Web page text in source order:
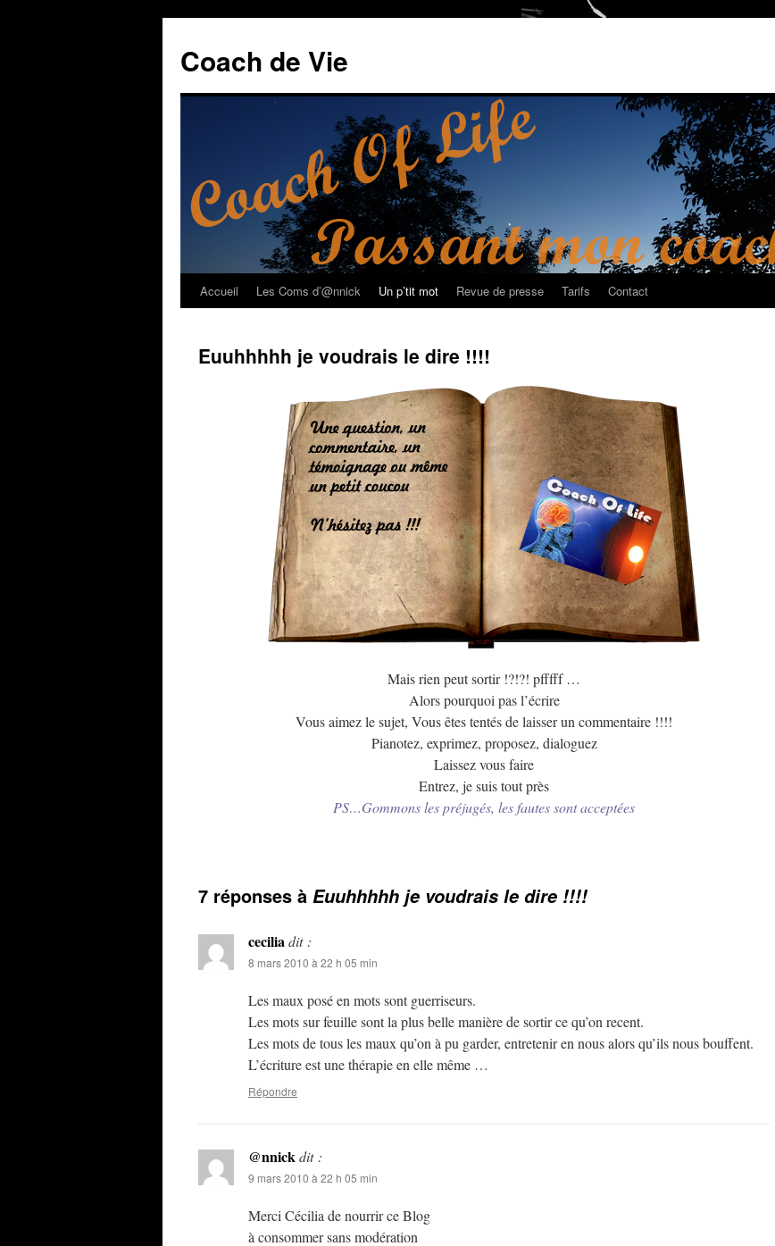
Coach de Vie
Aller
contenu
Accueil Les Coms d’@nnick Un p’tit mot Revue de presse Tarifs Contact
Euuhhhhh je voudrais le dire !!!!
Mais rien peut sortir !?!?! pfffff …
Alors pourquoi pas l’écrire
Vous aimez le sujet, Vous êtes tentés de laisser un commentaire !!!!
Pianotez, exprimez, proposez, dialoguez
Laissez vous faire
Entrez, je suis tout près
PS…Gommons les préjugés, les fautes sont acceptées
7 réponses à Euuhhhhh je voudrais le dire !!!!
ceciliadit :
8 mars 2010 à 22 h 05 min
Les maux posé en mots sont guerriseurs.
Les mots sur feuille sont la plus belle manière de sortir ce qu’on recent.
Les mots de tous les maux qu’on à pu garder, entretenir en nous alors qu’ils nous bouffent.
L’écriture est une thérapie en elle même …
Répondre
@nnickdit :
9 mars 2010 à 22 h 05 min
Merci Cécilia de nourrir ce Blog
à consommer sans modération